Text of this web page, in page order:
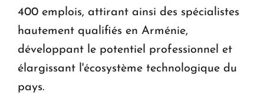
400 emplois, attirant ainsi des spécialistes
hautement qualifiés en Arménie,
développant le potentiel professionnel et
élargissant l'écosystème technologique du
pays.